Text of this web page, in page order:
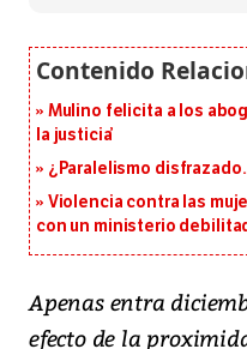
Mulino felicita a los
la justicia’
¿Paralelismo
Violencia contra las
con un ministerio
Apenas entra
efecto de la